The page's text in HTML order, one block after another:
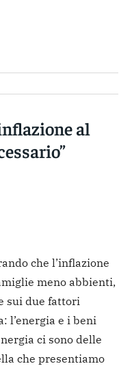
al
che l’inflazione
meno abbienti,
sui due fattori
l’energia e i beni
ci sono delle
che presentiamo